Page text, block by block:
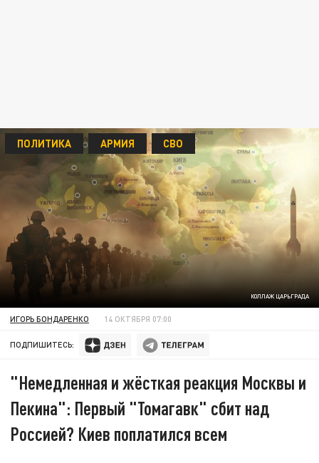
КОЛЛАЖ ЦАРЬГРАДА
ПОЛИТИКА АРМИЯ СВО
ИГОРЬ БОНДАРЕНКО 14 ОКТЯБРЯ 07:00
ПОДПИШИТЕСЬ:
"Немедленная и жёсткая реакция Москвы и
Пекина": Первый "Томагавк" сбит над
Россией? Киев поплатился всем